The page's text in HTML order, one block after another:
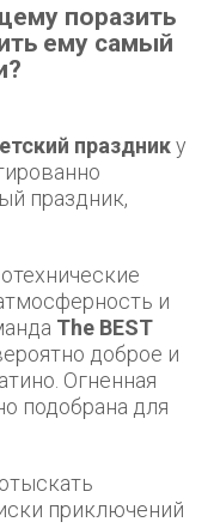
поразить
ему самый
празднику
праздник,
и
The BEST
доброе и
Огненная
подобрана для
приключений